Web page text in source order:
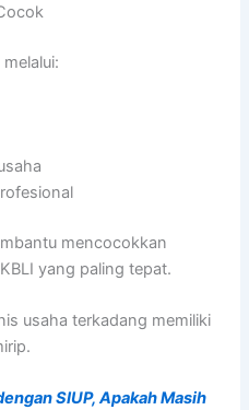
mencocokkan
yang paling tepat.
usaha terkadang memiliki
SIUP, Apakah Masih